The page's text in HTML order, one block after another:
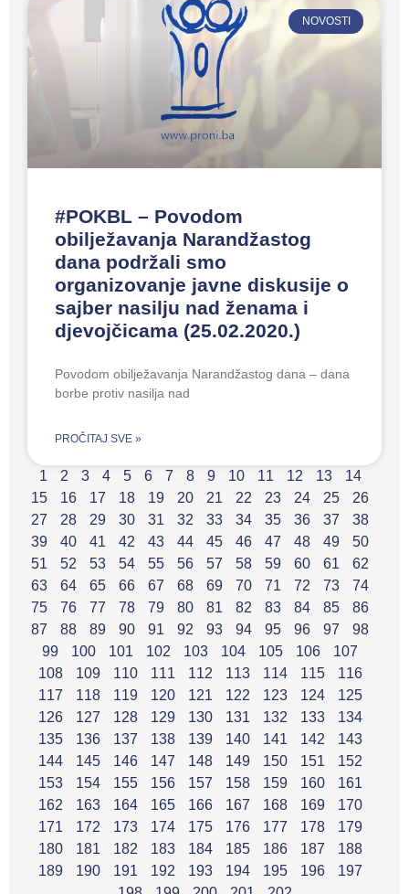
NOVOSTI
#POKBL – Povodom
obilježavanja Narandžastog
dana podržali smo
organizovanje javne diskusije o
sajber nasilju nad ženama i
djevojčicama (25.02.2020.)
Povodom obilježavanja Narandžastog dana – dana
borbe protiv nasilja nad
PROČITAJ SVE »
1 2 3 4 5 6 7 8 9 10 11 12 13
14
15
16 17 18 19 20 21 22 23 24 25
26
27
28 29 30 31 32 33 34 35 36 37
38
39
40 41 42 43 44 45 46 47 48 49
50
51
52 53 54 55 56 57 58 59 60 61
62
63
64 65 66 67 68 69 70 71 72 73
74
75
76 77 78 79 80 81 82 83 84 85
86
87
88 89 90 91 92 93 94 95 96 97
98
99
100 101 102 103 104 105 106
107
108
109 110 111 112 113 114 115
116
117
118 119 120 121 122 123 124
125
126
127 128 129 130 131 132 133
134
135
136 137 138 139 140 141 142
143
144
145 146 147 148 149 150 151
152
153
154 155 156 157 158 159 160
161
162
163 164 165 166 167 168 169
170
171
172 173 174 175 176 177 178
179
180
181 182 183 184 185 186 187
188
189
190 191 192 193 194 195 196
197